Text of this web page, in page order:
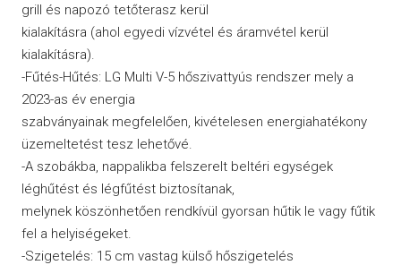
grill és napozó tetőterasz kerül
kialakításra (ahol egyedi vízvétel és áramvétel kerül
kialakításra).
-Fűtés-Hűtés: LG Multi V-5 hőszivattyús rendszer mely a
2023-as év energia
szabványainak megfelelően, kivételesen energiahatékony
üzemeltetést tesz lehetővé.
-A szobákba, nappalikba felszerelt beltéri egységek
léghűtést és légfűtést biztosítanak,
melynek köszönhetően rendkívül gyorsan hűtik le vagy fűtik
fel a helyiségeket.
-Szigetelés: 15 cm vastag külső hőszigetelés